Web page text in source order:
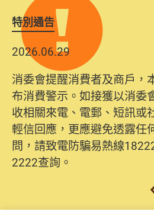
特別通告
2026.06.29
消委會提醒消費者及商戶，
布消費警示。如接獲以消委
收相關來電、電郵、短訊或
輕信回應，更應避免透露任
問，請致電防騙易熱線
2222查詢。